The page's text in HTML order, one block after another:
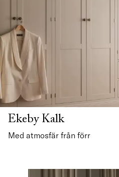
Ekeby Kalk
Med atmosfär från förr